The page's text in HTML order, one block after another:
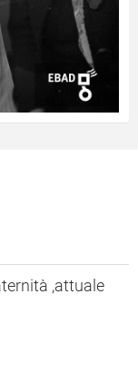
,attuale